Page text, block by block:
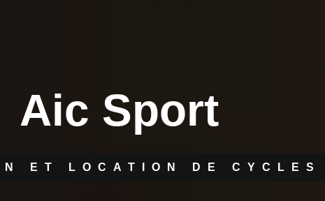
Aic Sport
ET LOCATION DE